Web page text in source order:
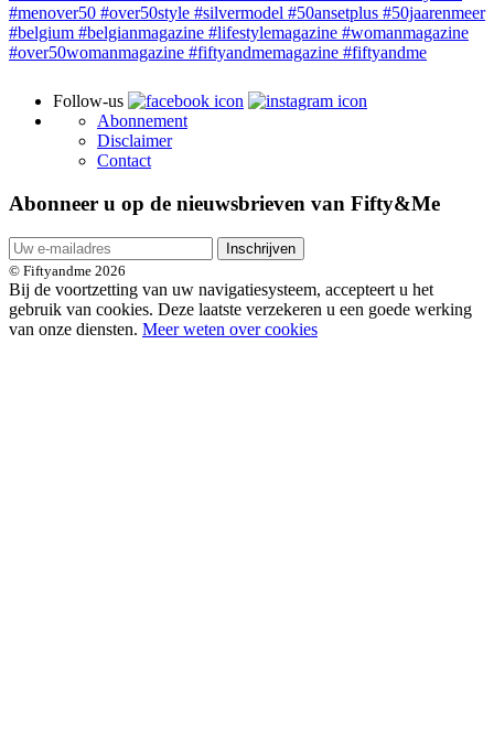
Follow-us
Abonnement
Disclaimer
Contact
Abonneer u op de nieuwsbrieven van Fifty&Me
Inschrijven
© Fiftyandme 2026
Bij de voortzetting van uw navigatiesysteem, accepteert u het
gebruik van cookies. Deze laatste verzekeren u een goede werking
van onze diensten. Meer weten over cookies